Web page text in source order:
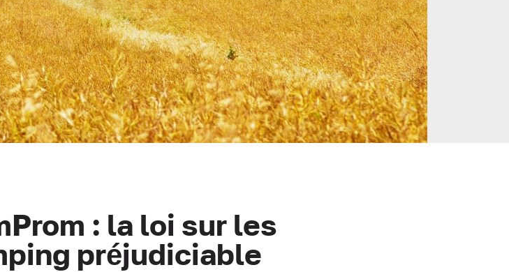
: la loi sur les
préjudiciable